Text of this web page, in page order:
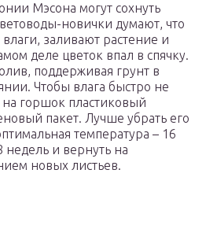
Мэсона могут сохнуть
новички думают, что
влаги, заливают растение и
деле цветок впал в спячку.
поддерживая грунт в
Чтобы влага быстро не
на горшок пластиковый
пакет. Лучше убрать его
температура – 16
недель и вернуть на
новых листьев.